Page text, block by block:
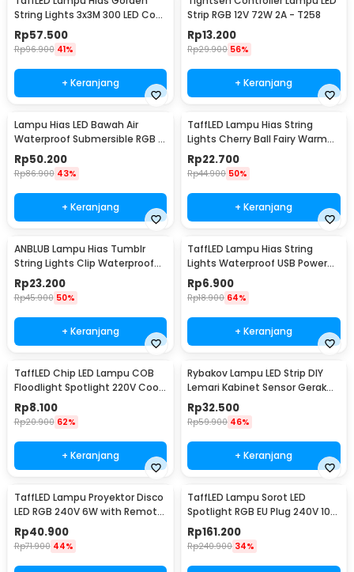
String Lights 3x3M 300 LED Cool
White 18W - 300L
Rp57.500
Rp96.900 41%
+ Keranjang
Strip RGB 12V 72W 2A - T258
Rp13.200
Rp29.900 56%
+ Keranjang
Lampu Hias LED Bawah Air
Waterproof Submersible RGB 2
PCS with Remote - 13017
Rp50.200
Rp86.900 43%
+ Keranjang
TaffLED Lampu Hias String
Lights Cherry Ball Fairy Warm
White 5M - LY20W
Rp22.700
Rp44.900 50%
+ Keranjang
ANBLUB Lampu Hias Tumblr
String Lights Clip Waterproof
20 LED 2M - 0606
Rp23.200
Rp45.900 50%
+ Keranjang
TaffLED Lampu Hias String
Lights Waterproof USB Power
50 LED 5M - SZ
Rp6.900
Rp18.900 64%
+ Keranjang
TaffLED Chip LED Lampu COB
Floodlight Spotlight 220V Cool
White 6000K 50W - COB4060-
AC220-50
Rp8.100
Rp20.900 62%
+ Keranjang
Rybakov Lampu LED Strip DIY
Lemari Kabinet Sensor Gerak
4.5W 1M - 2835
Rp32.500
Rp59.900 46%
+ Keranjang
TaffLED Lampu Proyektor Disco
LED RGB 240V 6W with Remote
Control - CY-LV-RG
Rp40.900
Rp71.900 44%
TaffLED Lampu Sorot LED
Spotlight RGB EU Plug 240V 10W
- L18RG
Rp161.200
Rp240.900 34%